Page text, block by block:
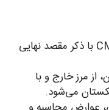
۱. بار در مبدأ پلمپ شده و بارنامه CMR با ذکر مقصد نهایی
از مرز خارج و با
می‌شود.